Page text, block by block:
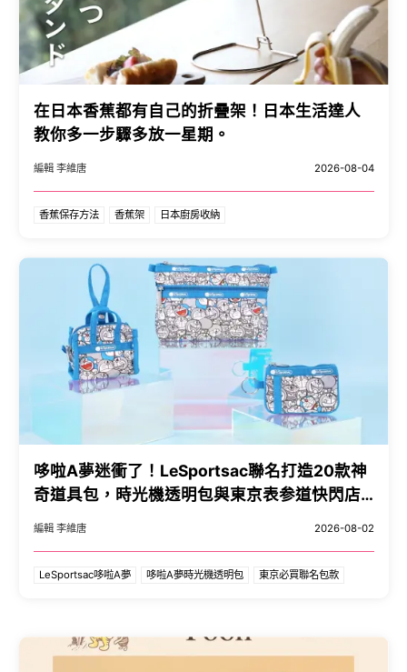
在日本香蕉都有自己的折疊架！日本生活達人
教你多一步驟多放一星期。
編輯 李維唐 2026-08-04
香蕉保存方法 香蕉架 日本廚房收納
哆啦A夢迷衝了！LeSportsac聯名打造20款神
奇道具包，時光機透明包與東京表参道快閃店
編輯 李維唐 2026-08-02
LeSportsac哆啦A夢 哆啦A夢時光機透明包 東京必買聯名包款